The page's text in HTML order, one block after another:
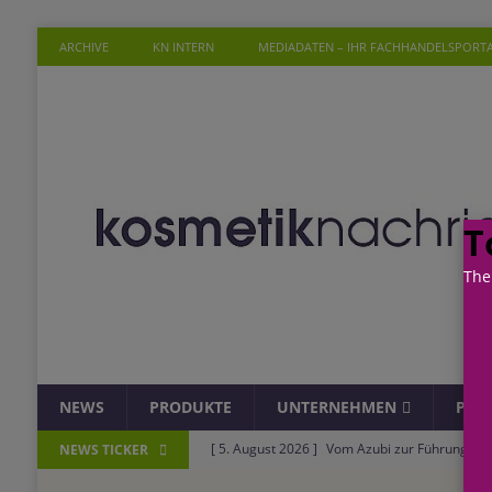
ARCHIVE KN INTERN MEDIADATEN – IHR
NEWS PRODUKTE UNTERNEHMEN
NEWS TICKER [ 5. August 2026 ] Vom Azubi zur